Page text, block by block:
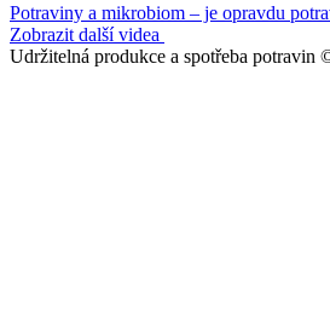
Potraviny a mikrobiom – je opravdu
Zobrazit další videa
Udržitelná produkce a spotřeba potravin